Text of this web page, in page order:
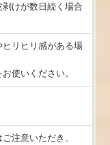
けが数日続く場合
リヒリ感がある場
使いください。
注意いただき、